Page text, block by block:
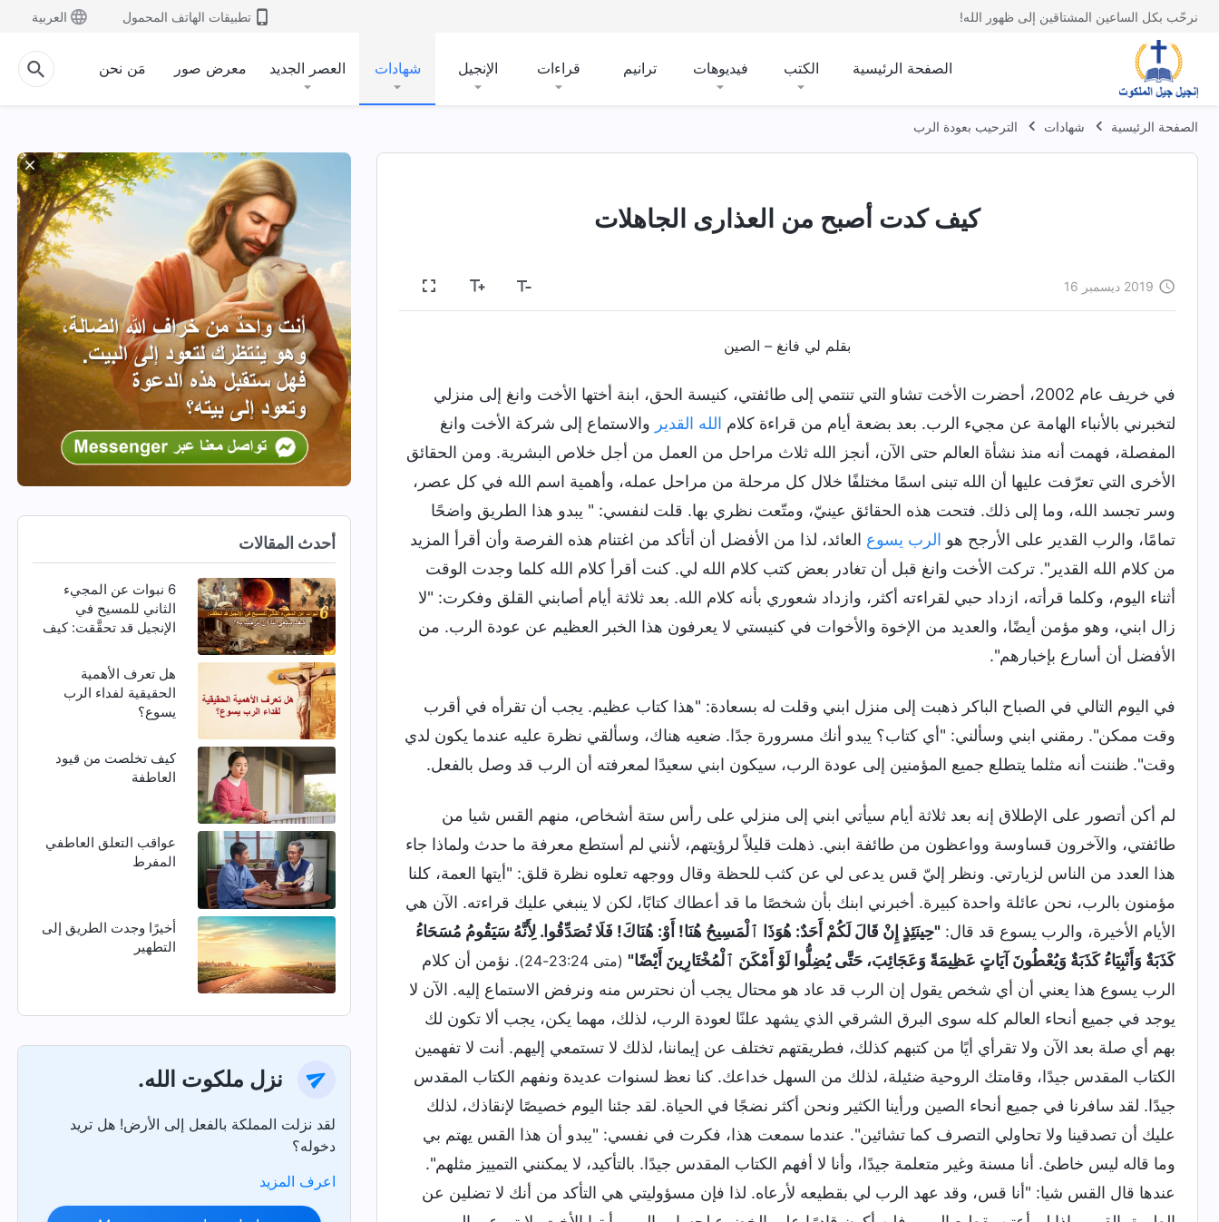
نرحّب بكل الساعين المشتاقين إلى ظهور الله! تطبيقات الهاتف المحمول العربية
الصفحة الرئيسية الكتب فيديوهات ترانيم قراءات الإنجيل شهادات العصر الجديد معرض صور مَن نحن
الصفحة الرئيسية شهادات الترحيب بعودة الرب
كيف كدت أصبح من العذارى الجاهلات
2019 ديسمبر 16
بقلم لي فانغ – الصين
في خريف عام 2002، أحضرت الأخت تشاو التي تنتمي إلى طائفتي، كنيسة الحق، ابنة أختها الأخت وانغ إلى منزلي
لتخبرني بالأنباء الهامة عن مجيء الرب. بعد بضعة أيام من قراءة كلام الله القدير والاستماع إلى شركة الأخت وانغ
المفصلة، فهمت أنه منذ نشأة العالم حتى الآن، أنجز الله ثلاث مراحل من العمل من أجل خلاص البشرية. ومن الحقائق
الأخرى التي تعرّفت عليها أن الله تبنى اسمًا مختلفًا خلال كل مرحلة من مراحل عمله، وأهمية اسم الله في كل عصر،
وسر تجسد الله، وما إلى ذلك. فتحت هذه الحقائق عينيّ، ومتّعت نظري بها. قلت لنفسي: " يبدو هذا الطريق واضحًا
تمامًا، والرب القدير على الأرجح هو الرب يسوع العائد، لذا من الأفضل أن أتأكد من اغتنام هذه الفرصة وأن أقرأ المزيد
من كلام الله القدير". تركت الأخت وانغ قبل أن تغادر بعض كتب كلام الله لي. كنت أقرأ كلام الله كلما وجدت الوقت
أثناء اليوم، وكلما قرأته، ازداد حبي لقراءته أكثر، وازداد شعوري بأنه كلام الله. بعد ثلاثة أيام أصابني القلق وفكرت: "لا
زال ابني، وهو مؤمن أيضًا، والعديد من الإخوة والأخوات في كنيستي لا يعرفون هذا الخبر العظيم عن عودة الرب. من
الأفضل أن أسارع بإخبارهم".
في اليوم التالي في الصباح الباكر ذهبت إلى منزل ابني وقلت له بسعادة: "هذا كتاب عظيم. يجب أن تقرأه في أقرب
وقت ممكن". رمقني ابني وسألني: "أي كتاب؟ يبدو أنك مسرورة جدًا. ضعيه هناك، وسألقي نظرة عليه عندما يكون لدي
وقت". ظننت أنه مثلما يتطلع جميع المؤمنين إلى عودة الرب، سيكون ابني سعيدًا لمعرفته أن الرب قد وصل بالفعل.
لم أكن أتصور على الإطلاق إنه بعد ثلاثة أيام سيأتي ابني إلى منزلي على رأس ستة أشخاص، منهم القس شيا من
طائفتي، والآخرون قساوسة وواعظون من طائفة ابني. ذهلت قليلاً لرؤيتهم، لأنني لم أستطع معرفة ما حدث ولماذا جاء
هذا العدد من الناس لزيارتي. ونظر إليّ قس يدعى لي عن كثب للحظة وقال ووجهه تعلوه نظرة قلق: "أيتها العمة، كلنا
مؤمنون بالرب، نحن عائلة واحدة كبيرة. أخبرني ابنك بأن شخصًا ما قد أعطاك كتابًا، لكن لا ينبغي عليك قراءته. الآن هي
الأيام الأخيرة، والرب يسوع قد قال: "حِينَئِذٍ إِنْ قَالَ لَكُمْ أَحَدٌ: هُوَذَا ٱلْمَسِيحُ هُنَا! أَوْ: هُنَاكَ! فَلَا تُصَدِّقُوا. لِأَنَّهُ سَيَقُومُ مُسَحَاءُ
كَذَبَةٌ وَأَنْبِيَاءُ كَذَبَةٌ وَيُعْطُونَ آيَاتٍ عَظِيمَةً وَعَجَائِبَ، حَتَّى يُضِلُّوا لَوْ أَمْكَنَ ٱلْمُخْتَارِينَ أَيْضًا" (متى 23:24-24)
. نؤمن أن كلام
الرب يسوع هذا يعني أن أي شخص يقول إن الرب قد عاد هو محتال يجب أن نحترس منه ونرفض الاستماع إليه. الآن لا
يوجد في جميع أنحاء العالم كله سوى البرق الشرقي الذي يشهد علنًا لعودة الرب، لذلك، مهما يكن، يجب ألا تكون لك
بهم أي صلة بعد الآن ولا تقرأي أيًا من كتبهم كذلك، فطريقتهم تختلف عن إيماننا، لذلك لا تستمعي إليهم. أنت لا تفهمين
الكتاب المقدس جيدًا، وقامتك الروحية ضئيلة، لذلك من السهل خداعك. كنا نعظ لسنوات عديدة ونفهم الكتاب المقدس
جيدًا. لقد سافرنا في جميع أنحاء الصين ورأينا الكثير ونحن أكثر نضجًا في الحياة. لقد جئنا اليوم خصيصًا لإنقاذك، لذلك
عليك أن تصدقينا ولا تحاولي التصرف كما تشائين". عندما سمعت هذا، فكرت في نفسي: "يبدو أن هذا القس يهتم بي
وما قاله ليس خاطئ. أنا مسنة وغير متعلمة جيدًا، وأنا لا أفهم الكتاب المقدس جيدًا. بالتأكيد، لا يمكنني التمييز مثلهم".
عندها قال القس شيا: "أنا قس، وقد عهد الرب لي بقطيعه لأرعاه. لذا فإن مسؤوليتي هي التأكد من أنك لا تضلين عن
أحدث المقالات
6 نبوات عن المجيء
الثاني للمسيح في
الإنجيل قد تحقَّقت: كيف
هل تعرف الأهمية
الحقيقية لفداء الرب
يسوع؟
كيف تخلصت من قيود
العاطفة
عواقب التعلق العاطفي
المفرط
أخيرًا وجدت الطريق إلى
التطهير
نزل ملكوت الله.
لقد نزلت المملكة بالفعل إلى الأرض! هل تريد
دخوله؟
اعرف المزيد